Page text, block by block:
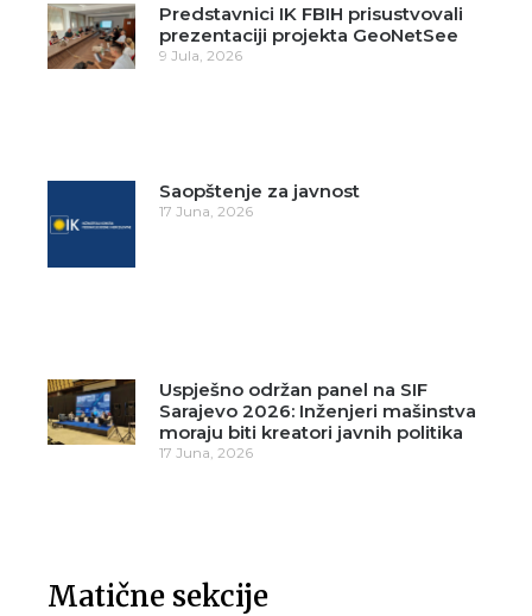
Predstavnici IK FBIH prisustvovali
prezentaciji projekta GeoNetSee
9 Jula, 2026
Saopštenje za javnost
17 Juna, 2026
Uspješno održan panel na SIF
Sarajevo 2026: Inženjeri mašinstva
moraju biti kreatori javnih politika
17 Juna, 2026
Matične sekcije